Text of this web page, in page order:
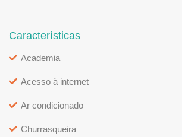
Características
Academia
Acesso à internet
Ar condicionado
Churrasqueira